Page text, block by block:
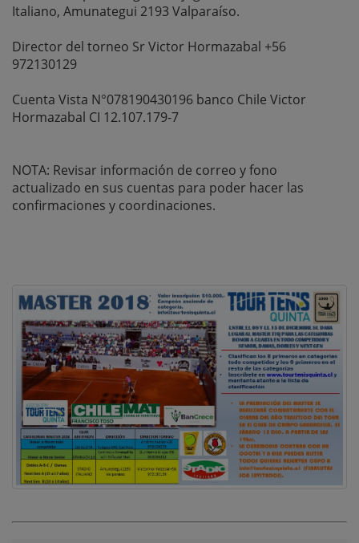
Italiano, Amunategui 2193 Valparaíso.
Director del torneo Sr Victor Hormazabal +56
972130129
Cuenta Vista N°078190430196 banco Chile Victor
Hormazabal CI 12.107.179-7
NOTA: Revisar información de correo y fono
actualizado en sus cuentas para poder hacer las
confirmaciones y coordinaciones.